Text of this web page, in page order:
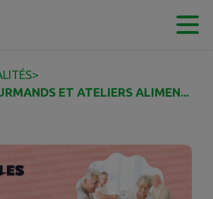
>
ET ATELIERS ALIMEN...